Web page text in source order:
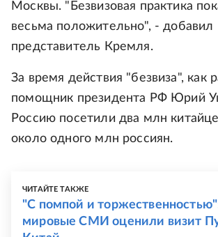
Москвы. "Безвизовая практика
весьма положительно", - добавил
представитель Кремля.
За время действия "безвиза", как
помощник президента РФ Юрий
Россию посетили два млн
около одного млн россиян.
ЧИТАЙТЕ ТАКЖЕ
"С помпой и
мировые СМИ оценили визит